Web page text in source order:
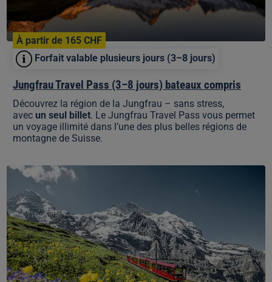
À partir de 165 CHF
Forfait valable plusieurs jours (3–8 jours)
Jungfrau Travel Pass (3–8 jours) bateaux compris
Découvrez la région de la Jungfrau – sans stress,
avec un seul billet. Le Jungfrau Travel Pass vous permet
un voyage illimité dans l’une des plus belles régions de
montagne de Suisse.
Unlimited
Jungfrau
Summer
Pass